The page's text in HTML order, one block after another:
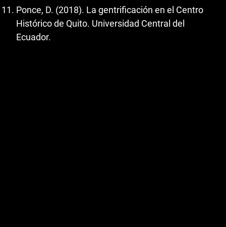
Ponce, D. (2018). La gentrificación en el Centro
Histórico de Quito. Universidad Central del
Ecuador.